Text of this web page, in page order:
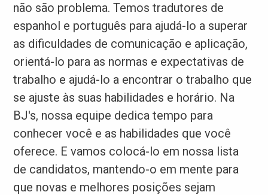
não são problema. Temos tradutores de
espanhol e português para ajudá-lo a superar
as dificuldades de comunicação e aplicação,
orientá-lo para as normas e expectativas de
trabalho e ajudá-lo a encontrar o trabalho que
se ajuste às suas habilidades e horário. Na
BJ's, nossa equipe dedica tempo para
conhecer você e as habilidades que você
oferece. E vamos colocá-lo em nossa lista
de candidatos, mantendo-o em mente para
que novas e melhores posições sejam